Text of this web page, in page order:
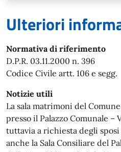
Ulteriori
Normativa di riferimento
D.P.R. 03.11.2000 n. 396
Codice Civile artt. 106 e segg.
Notizie utili
La sala matrimoni del
presso il Palazzo Comunale –
tuttavia a richiesta degli
anche la Sala Consiliare del